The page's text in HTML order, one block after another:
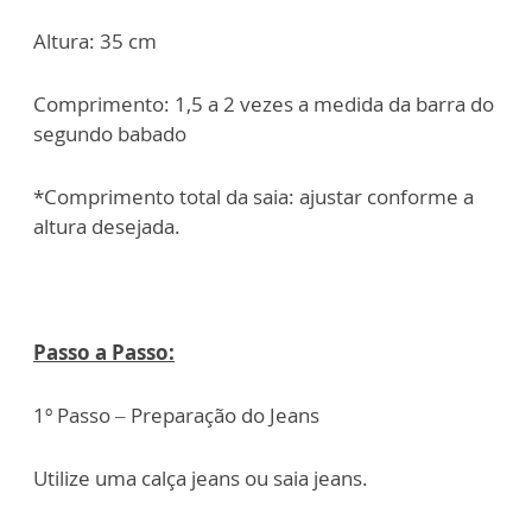
Altura: 35 cm
Comprimento: 1,5 a 2 vezes a medida da barra do
segundo babado
*Comprimento total da saia: ajustar conforme a
altura desejada.
Passo a Passo:
1º Passo – Preparação do Jeans
Utilize uma calça jeans ou saia jeans.